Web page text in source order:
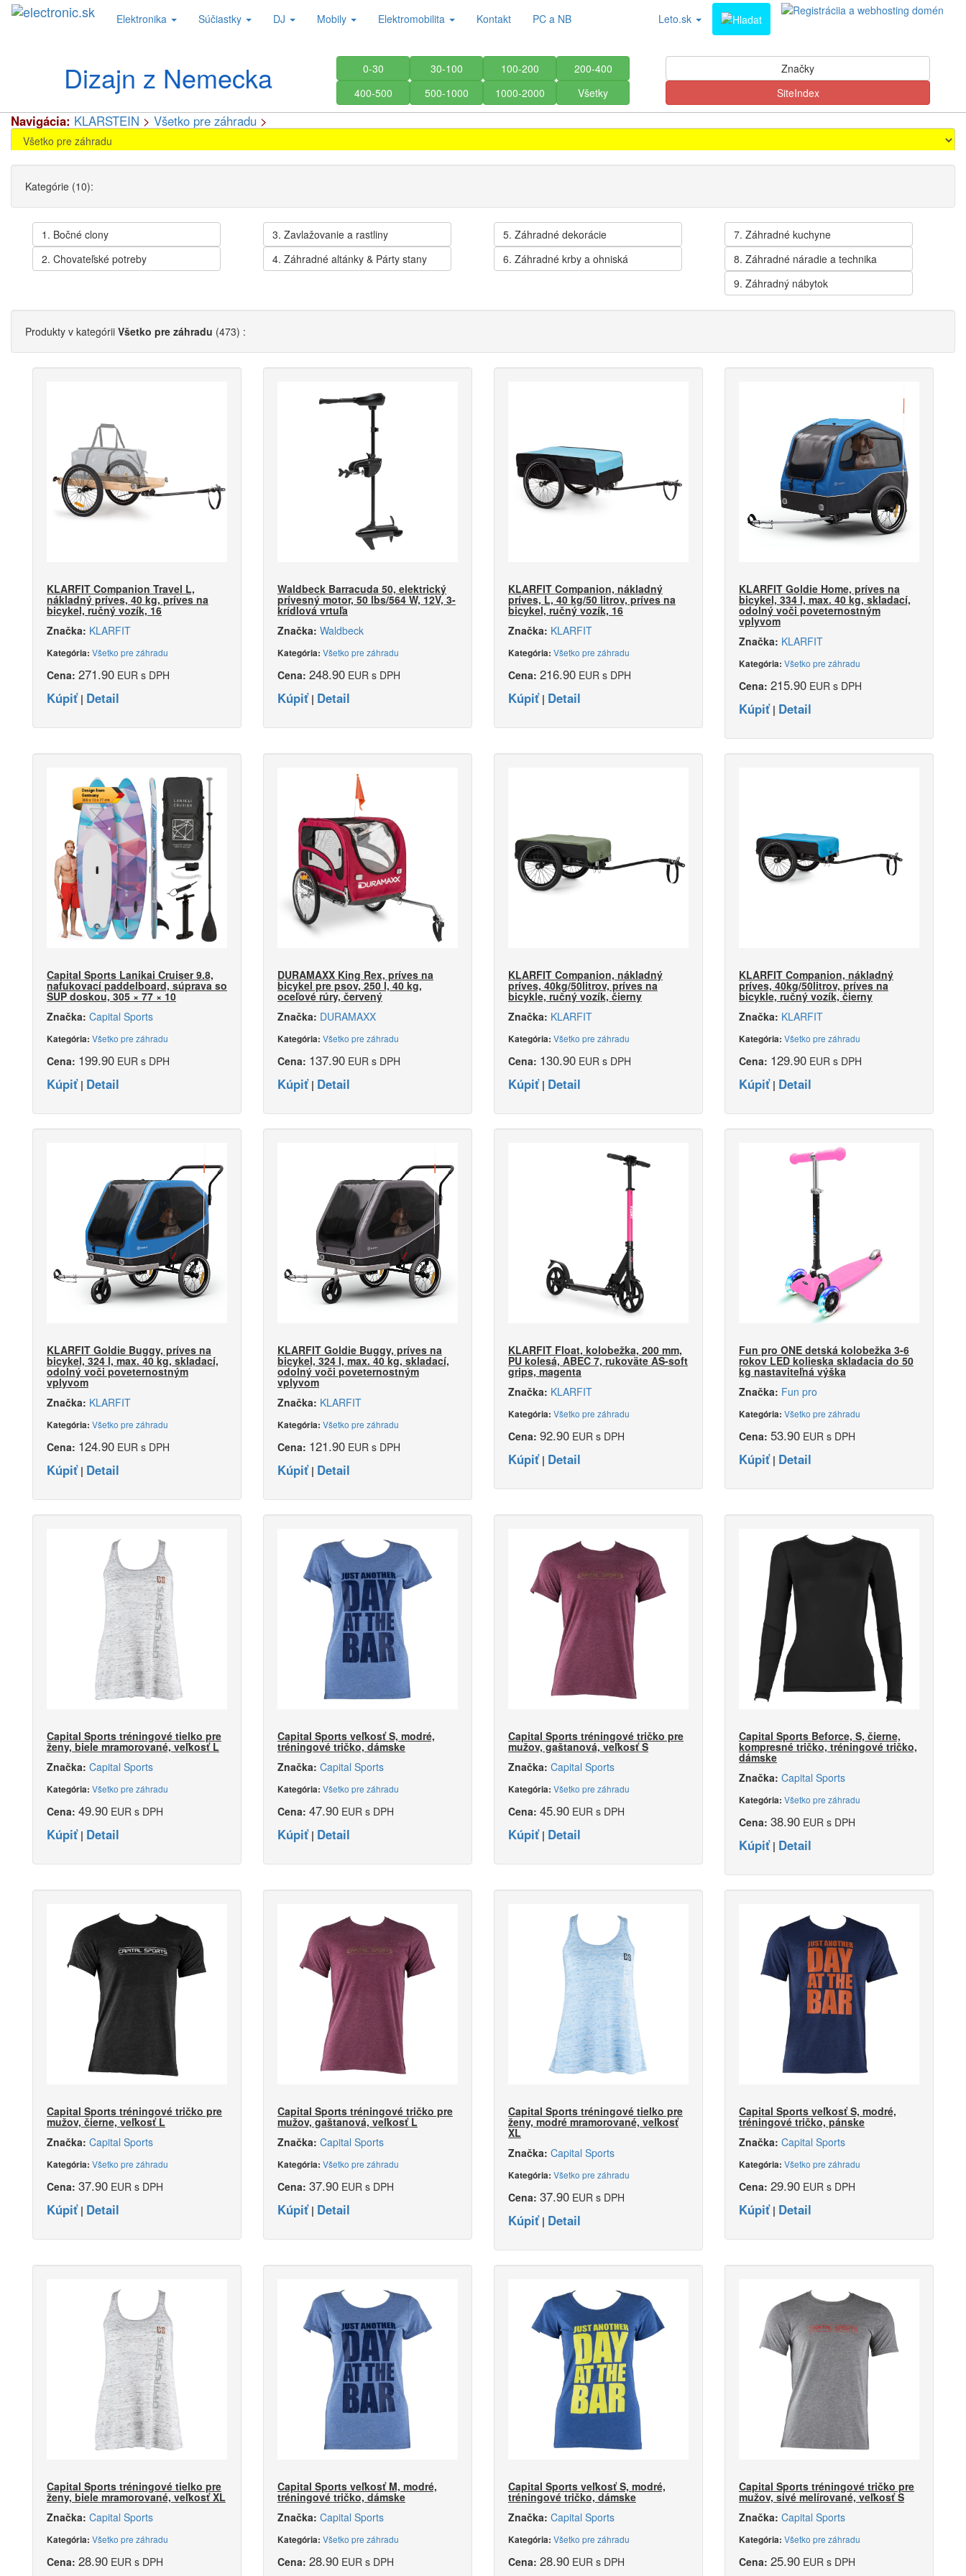
Elektronika Súčiastky DJ Mobily Elektromobilita Kontakt PC a NB Leto.sk
Dizajn z Nemecka 0-30 30-100 100-200
200-400
400-500
500-1000 1000-2000 Všetky
Značky
SiteIndex
Navigácia: KLARSTEIN > Všetko pre záhradu >
Kategórie (10):
1. Bočné clony
2. Chovateľské potreby
3. Zavlažovanie a rastliny
4. Záhradné altánky & Párty stany
5. Záhradné dekorácie
6. Záhradné krby a ohniská
7. Záhradné kuchyne
8. Záhradné náradie a technika
9. Záhradný nábytok
Produkty v kategórii Všetko pre záhradu (473) :
KLARFIT Companion Travel L,
nákladný príves, 40 kg, príves na
bicykel, ručný vozík, 16
Značka: KLARFIT
Kategória: Všetko pre záhradu
Cena: 271.90 EUR s DPH
Kúpiť| Detail
Waldbeck Barracuda 50, elektrický
prívesný motor, 50 lbs/564 W, 12V, 3-
krídlová vrtuľa
Značka: Waldbeck
Kategória: Všetko pre záhradu
Cena: 248.90 EUR s DPH
Kúpiť| Detail
KLARFIT Companion, nákladný
príves, L, 40 kg/50 litrov, príves na
bicykel, ručný vozík, 16
Značka: KLARFIT
Kategória: Všetko pre záhradu
Cena: 216.90 EUR s DPH
Kúpiť| Detail
KLARFIT Goldie Home, príves na
bicykel, 334 l, max. 40 kg, skladací,
odolný voči poveternostným
vplyvom
Značka: KLARFIT
Kategória: Všetko pre záhradu
Cena: 215.90 EUR s DPH
Kúpiť| Detail
Capital Sports Lanikai Cruiser 9.8,
nafukovací paddelboard, súprava so
SUP doskou, 305 × 77 × 10
Značka: Capital Sports
Kategória: Všetko pre záhradu
Cena: 199.90 EUR s DPH
Kúpiť| Detail
DURAMAXX King Rex, príves na
bicykel pre psov, 250 l, 40 kg,
oceľové rúry, červený
Značka: DURAMAXX
Kategória: Všetko pre záhradu
Cena: 137.90 EUR s DPH
Kúpiť| Detail
KLARFIT Companion, nákladný
príves, 40kg/50litrov, príves na
bicykle, ručný vozík, čierny
Značka: KLARFIT
Kategória: Všetko pre záhradu
Cena: 130.90 EUR s DPH
Kúpiť| Detail
KLARFIT Companion, nákladný
príves, 40kg/50litrov, príves na
bicykle, ručný vozík, čierny
Značka: KLARFIT
Kategória: Všetko pre záhradu
Cena: 129.90 EUR s DPH
Kúpiť| Detail
KLARFIT Goldie Buggy, príves na
bicykel, 324 l, max. 40 kg, skladací,
odolný voči poveternostným
vplyvom
Značka: KLARFIT
Kategória: Všetko pre záhradu
Cena: 124.90 EUR s DPH
Kúpiť| Detail
KLARFIT Goldie Buggy, príves na
bicykel, 324 l, max. 40 kg, skladací,
odolný voči poveternostným
vplyvom
Značka: KLARFIT
Kategória: Všetko pre záhradu
Cena: 121.90 EUR s DPH
Kúpiť| Detail
KLARFIT Float, kolobežka, 200 mm,
PU kolesá, ABEC 7, rukoväte AS-soft
grips, magenta
Značka: KLARFIT
Kategória: Všetko pre záhradu
Cena: 92.90 EUR s DPH
Kúpiť| Detail
Fun pro ONE detská kolobežka 3-6
rokov LED kolieska skladacia do 50
kg nastaviteľná výška
Značka: Fun pro
Kategória: Všetko pre záhradu
Cena: 53.90 EUR s DPH
Kúpiť| Detail
Capital Sports tréningové tielko pre
ženy, biele mramorované, veľkosť L
Značka: Capital Sports
Kategória: Všetko pre záhradu
Cena: 49.90 EUR s DPH
Kúpiť| Detail
Capital Sports veľkosť S, modré,
tréningové tričko, dámske
Značka: Capital Sports
Kategória: Všetko pre záhradu
Cena: 47.90 EUR s DPH
Kúpiť| Detail
Capital Sports tréningové tričko pre
mužov, gaštanová, veľkosť S
Značka: Capital Sports
Kategória: Všetko pre záhradu
Cena: 45.90 EUR s DPH
Kúpiť| Detail
Capital Sports Beforce, S, čierne,
kompresné tričko, tréningové tričko,
dámske
Značka: Capital Sports
Kategória: Všetko pre záhradu
Cena: 38.90 EUR s DPH
Kúpiť| Detail
Capital Sports tréningové tričko pre
mužov, čierne, veľkosť L
Značka: Capital Sports
Kategória: Všetko pre záhradu
Cena: 37.90 EUR s DPH
Kúpiť| Detail
Capital Sports tréningové tričko pre
mužov, gaštanová, veľkosť L
Značka: Capital Sports
Kategória: Všetko pre záhradu
Cena: 37.90 EUR s DPH
Kúpiť| Detail
Capital Sports tréningové tielko pre
ženy, modré mramorované, veľkosť
XL
Značka: Capital Sports
Kategória: Všetko pre záhradu
Cena: 37.90 EUR s DPH
Kúpiť| Detail
Capital Sports veľkosť S, modré,
tréningové tričko, pánske
Značka: Capital Sports
Kategória: Všetko pre záhradu
Cena: 29.90 EUR s DPH
Kúpiť| Detail
Capital Sports tréningové tielko pre
ženy, biele mramorované, veľkosť XL
Značka: Capital Sports
Kategória: Všetko pre záhradu
Cena: 28.90 EUR s DPH
Capital Sports veľkosť M, modré,
tréningové tričko, dámske
Značka: Capital Sports
Kategória: Všetko pre záhradu
Cena: 28.90 EUR s DPH
Capital Sports veľkosť S, modré,
tréningové tričko, dámske
Značka: Capital Sports
Kategória: Všetko pre záhradu
Cena: 28.90 EUR s DPH
Capital Sports tréningové tričko pre
mužov, sivé melírované, veľkosť S
Značka: Capital Sports
Kategória: Všetko pre záhradu
Cena: 25.90 EUR s DPH